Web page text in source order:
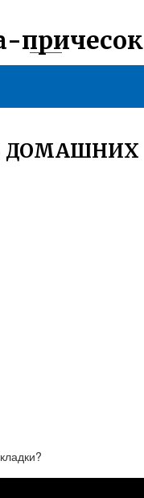
причесок
ДОМАШНИХ